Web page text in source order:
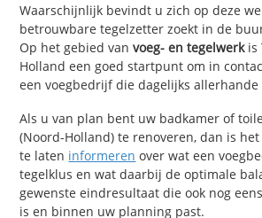
Waarschijnlijk bevindt u zich op deze
betrouwbare tegelzetter zoekt in de
Op het gebied van voeg- en tegelwerkis
Holland een goed startpunt om in
een voegbedrijf die dagelijks
Als u van plan bent uw badkamer of
(Noord-Holland) te renoveren, dan is
te laten informeren over wat een
tegelklus en wat daarbij de optimale
gewenste eindresultaat die ook nog
is en binnen uw planning past.